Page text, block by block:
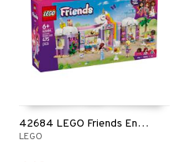
42684 LEGO Friends Enhörningsdrömkafé
LEGO